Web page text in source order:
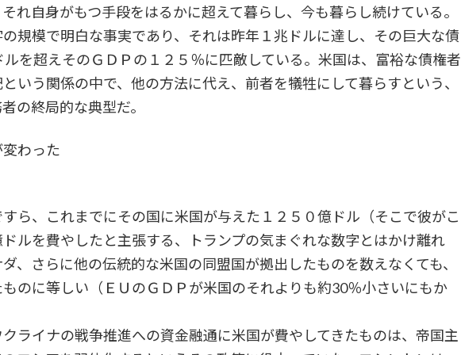
れ自身がもつ手段をはるかに超えて暮らし、今も暮らし続けている。
規模で明白な事実であり、それは昨年１兆ドルに達し、その巨大な債
を超えそのＧＤＰの１２５％に匹敵している。米国は、富裕な債権者
いう関係の中で、他の方法に代え、前者を犠牲にして暮らすという、
の終局的な典型だ。
わった
ら、これまでにその国に米国が与えた１２５０億ドル（そこで彼がこ
ルを費やしたと主張する、トランプの気まぐれな数字とはかけ離れ
、さらに他の伝統的な米国の同盟国が拠出したものを数えなくても、
ものに等しい（ＥＵのＧＤＰが米国のそれよりも約30％小さいにもか
ライナの戦争推進への資金融通に米国が費やしてきたものは、帝国主